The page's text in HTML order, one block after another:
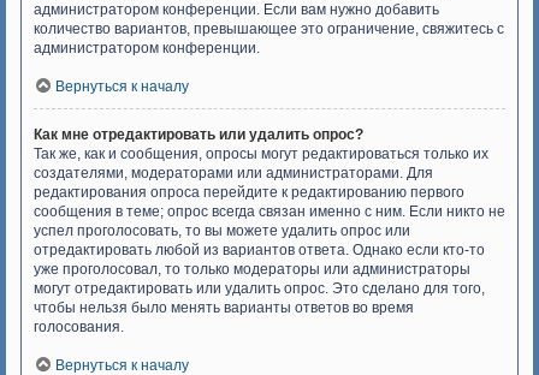
администратором конференции. Если вам нужно добавить
количество вариантов, превышающее это ограничение, свяжитесь с
администратором конференции.
Вернуться к началу
Как мне отредактировать или удалить опрос?
Так же, как и сообщения, опросы могут редактироваться только их
создателями, модераторами или администраторами. Для
редактирования опроса перейдите к редактированию первого
сообщения в теме; опрос всегда связан именно с ним. Если никто не
успел проголосовать, то вы можете удалить опрос или
отредактировать любой из вариантов ответа. Однако если кто-то
уже проголосовал, то только модераторы или администраторы
могут отредактировать или удалить опрос. Это сделано для того,
чтобы нельзя было менять варианты ответов во время
голосования.
Вернуться к началу